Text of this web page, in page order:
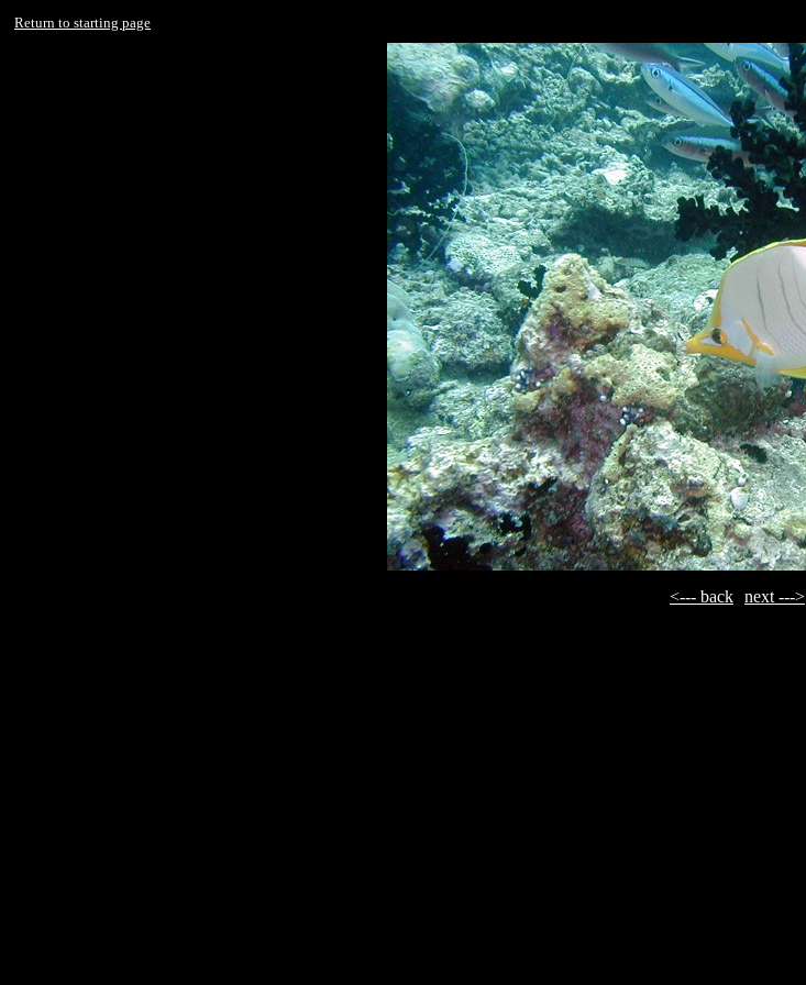
Return to starting page
<--- back next --->